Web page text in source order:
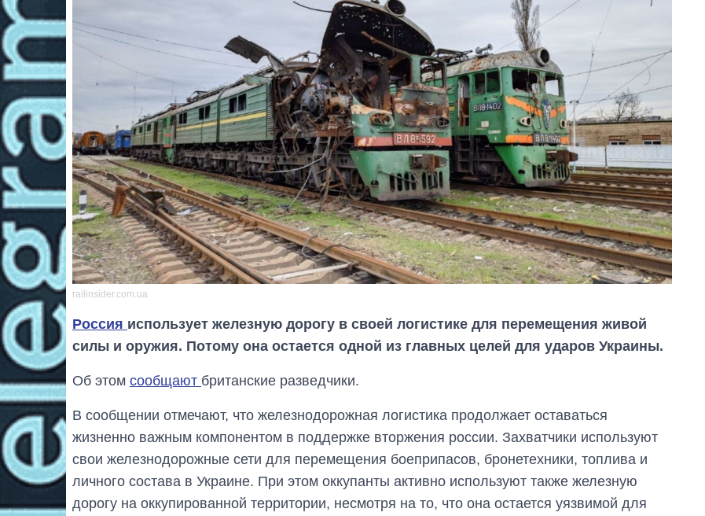
railinsider.com.ua
Россия использует железную дорогу в своей логистике для перемещения живой
силы и оружия. Потому она остается одной из главных целей для ударов Украины.
Об этом сообщают британские разведчики.
В сообщении отмечают, что железнодорожная логистика продолжает оставаться
жизненно важным компонентом в поддержке вторжения россии. Захватчики используют
свои железнодорожные сети для перемещения боеприпасов, бронетехники, топлива и
личного состава в Украине. При этом оккупанты активно используют также железную
дорогу на оккупированной территории, несмотря на то, что она остается уязвимой для